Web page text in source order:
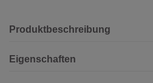
Produktbeschreibung
Eigenschaften